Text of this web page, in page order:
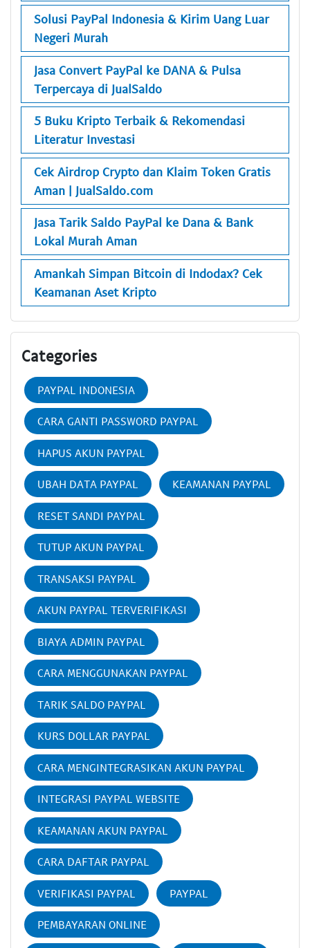
Solusi PayPal Indonesia & Kirim Uang Luar
Negeri Murah
Jasa Convert PayPal ke DANA & Pulsa
Terpercaya di JualSaldo
5 Buku Kripto Terbaik & Rekomendasi
Literatur Investasi
Cek Airdrop Crypto dan Klaim Token Gratis
Aman | JualSaldo.com
Jasa Tarik Saldo PayPal ke Dana & Bank
Lokal Murah Aman
Amankah Simpan Bitcoin di Indodax? Cek
Keamanan Aset Kripto
Categories
PAYPAL INDONESIA
CARA GANTI PASSWORD PAYPAL
HAPUS AKUN PAYPAL
UBAH DATA PAYPAL KEAMANAN PAYPAL
RESET SANDI PAYPAL
TUTUP AKUN PAYPAL
TRANSAKSI PAYPAL
AKUN PAYPAL TERVERIFIKASI
BIAYA ADMIN PAYPAL
CARA MENGGUNAKAN PAYPAL
TARIK SALDO PAYPAL
KURS DOLLAR PAYPAL
CARA MENGINTEGRASIKAN AKUN PAYPAL
INTEGRASI PAYPAL WEBSITE
KEAMANAN AKUN PAYPAL
CARA DAFTAR PAYPAL
VERIFIKASI PAYPAL PAYPAL
PEMBAYARAN ONLINE